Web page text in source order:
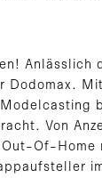
Anlässlich
Dodomax.
Von
Of-